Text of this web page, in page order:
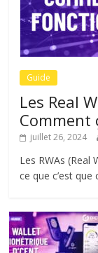
Guide
Les Real
Comment
juillet 26, 2024
Les RWAs (Real
ce que c’est